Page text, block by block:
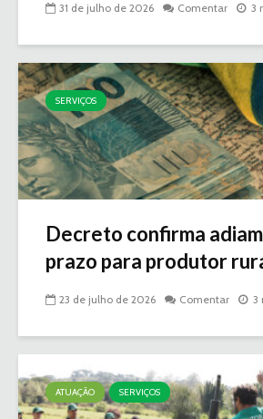
31 de julho de 2026 Comentar 3
SERVIÇOS
Decreto confirma
prazo para produtor
23 de julho de 2026 Comentar 3
ATUAÇÃO SERVIÇOS